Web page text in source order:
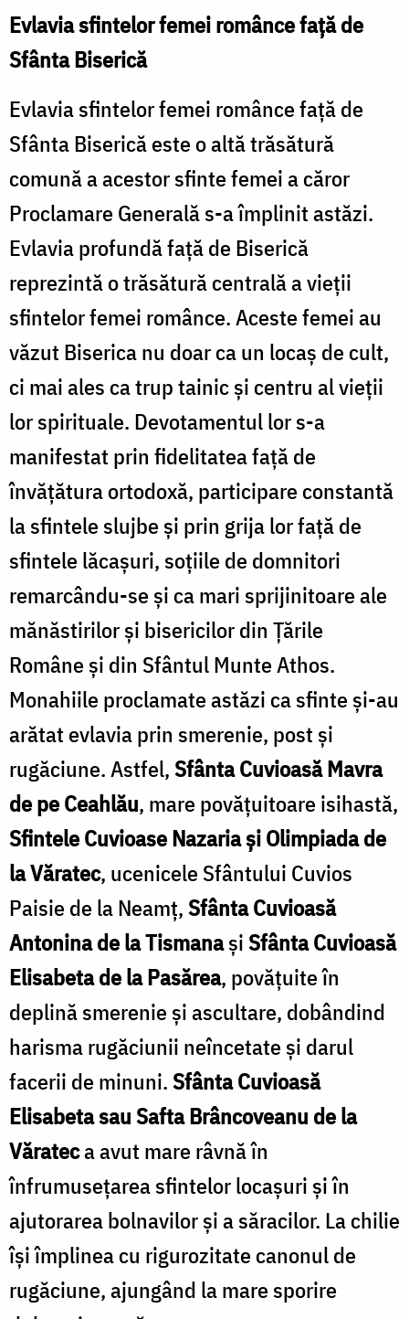
Evlavia sfintelor femei românce faţă de
Sfânta Biserică
Evlavia sfintelor femei românce față de
Sfânta Biserică este o altă trăsătură
comună a acestor sfinte femei a căror
Proclamare Generală s-a împlinit astăzi.
Evlavia profundă față de Biserică
reprezintă o trăsătură centrală a vieții
sfintelor femei românce. Aceste femei au
văzut Biserica nu doar ca un locaș de cult,
ci mai ales ca trup tainic și centru al vieții
lor spirituale. Devotamentul lor s-a
manifestat prin fidelitatea față de
învățătura ortodoxă, participare constantă
la sfintele slujbe și prin grija lor față de
sfintele lăcașuri, soțiile de domnitori
remarcându-se și ca mari sprijinitoare ale
mănăstirilor și bisericilor din Țările
Române și din Sfântul Munte Athos.
Monahiile proclamate astăzi ca sfinte și-au
arătat evlavia prin smerenie, post și
rugăciune. Astfel,Sfânta Cuvioasă Mavra
de pe Ceahlău, mare povățuitoare isihastă,
Sfintele Cuvioase Nazaria și Olimpiada de
la Văratec, ucenicele Sfântului Cuvios
Paisie de la Neamț,Sfânta Cuvioasă
Antonina de la TismanașiSfânta Cuvioasă
Elisabeta de la Pasărea, povățuite în
deplină smerenie și ascultare, dobândind
harisma rugăciunii neîncetate și darul
facerii de minuni.Sfânta Cuvioasă
Elisabeta sau Safta Brâncoveanu de la
Vărateca avut mare râvnă în
înfrumusețarea sfintelor locașuri și în
ajutorarea bolnavilor și a săracilor. La chilie
își împlinea cu rigurozitate canonul de
rugăciune, ajungând la mare sporire